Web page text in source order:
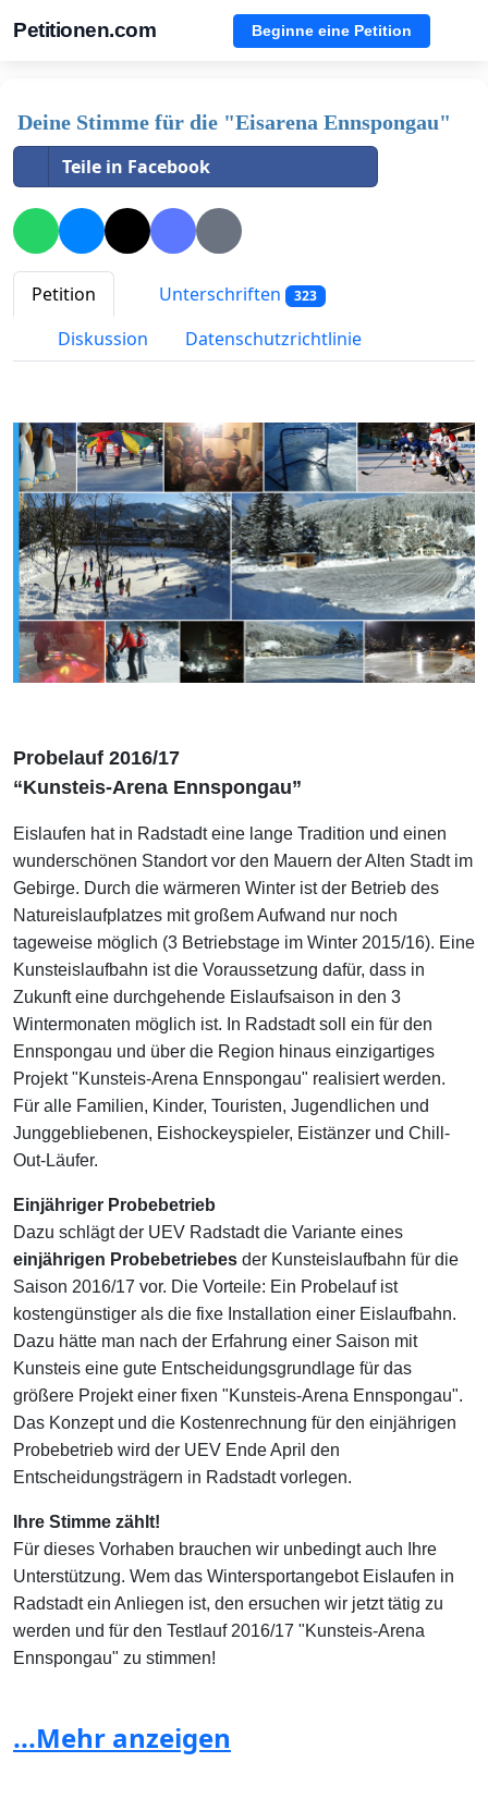
Petitionen.com Beginne eine Petition
Deine Stimme für die "Eisarena Ennspongau"
Teile in Facebook
Petition Unterschriften 323
Diskussion Datenschutzrichtlinie
Probelauf 2016/17
“Kunsteis-Arena Ennspongau”
Eislaufen hat in Radstadt eine lange Tradition und einen
wunderschönen Standort vor den Mauern der Alten Stadt im
Gebirge. Durch die wärmeren Winter ist der Betrieb des
Natureislaufplatzes mit großem Aufwand nur noch
tageweise möglich (3 Betriebstage im Winter 2015/16). Eine
Kunsteislaufbahn ist die Voraussetzung dafür, dass in
Zukunft eine durchgehende Eislaufsaison in den 3
Wintermonaten möglich ist. In Radstadt soll ein für den
Ennspongau und über die Region hinaus einzigartiges
Projekt "Kunsteis-Arena Ennspongau" realisiert werden.
Für alle Familien, Kinder, Touristen, Jugendlichen und
Junggebliebenen, Eishockeyspieler, Eistänzer und Chill-
Out-Läufer.
Einjähriger Probebetrieb
Dazu schlägt der UEV Radstadt die Variante eines
einjährigen Probebetriebes der Kunsteislaufbahn für die
Saison 2016/17 vor. Die Vorteile: Ein Probelauf ist
kostengünstiger als die fixe Installation einer Eislaufbahn.
Dazu hätte man nach der Erfahrung einer Saison mit
Kunsteis eine gute Entscheidungsgrundlage für das
größere Projekt einer fixen "Kunsteis-Arena Ennspongau".
Das Konzept und die Kostenrechnung für den einjährigen
Probebetrieb wird der UEV Ende April den
Entscheidungsträgern in Radstadt vorlegen.
Ihre Stimme zählt!
Für dieses Vorhaben brauchen wir unbedingt auch Ihre
Unterstützung. Wem das Wintersportangebot Eislaufen in
Radstadt ein Anliegen ist, den ersuchen wir jetzt tätig zu
werden und für den Testlauf 2016/17 "Kunsteis-Arena
Ennspongau" zu stimmen!
Ich unterstütze mit meiner Unterschrift dieses innovative
...Mehr anzeigen